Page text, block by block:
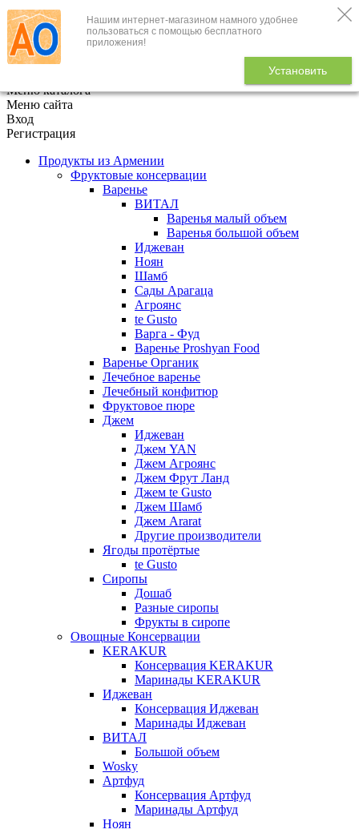
Нашим интернет-магазином намного удобнее
пользоваться с помощью бесплатного
приложения!
Установить
+7 (495) 646-888-1
В корзине
Меню каталога
Меню сайта
Вход
Регистрация
Продукты из Армении
Фруктовые консервации
Варенье
ВИТАЛ
Варенья малый объем
Варенья большой объем
Иджеван
Ноян
Шамб
Сады Арагаца
Агроянс
te Gusto
Варга - Фуд
Варенье Proshyan Food
Варенье Органик
Лечебное варенье
Лечебный конфитюр
Фруктовое пюре
Джем
Иджеван
Джем YAN
Джем Агроянс
Джем Фрут Ланд
Джем te Gusto
Джем Шамб
Джем Ararat
Другие производители
Ягоды протёртые
te Gusto
Сиропы
Дошаб
Разные сиропы
Фрукты в сиропе
Овощные Консервации
KERAKUR
Консервация KERAKUR
Маринады KERAKUR
Иджеван
Консервация Иджеван
Маринады Иджеван
ВИТАЛ
Большой объем
Wosky
Артфуд
Консервация Артфуд
Маринады Артфуд
Ноян